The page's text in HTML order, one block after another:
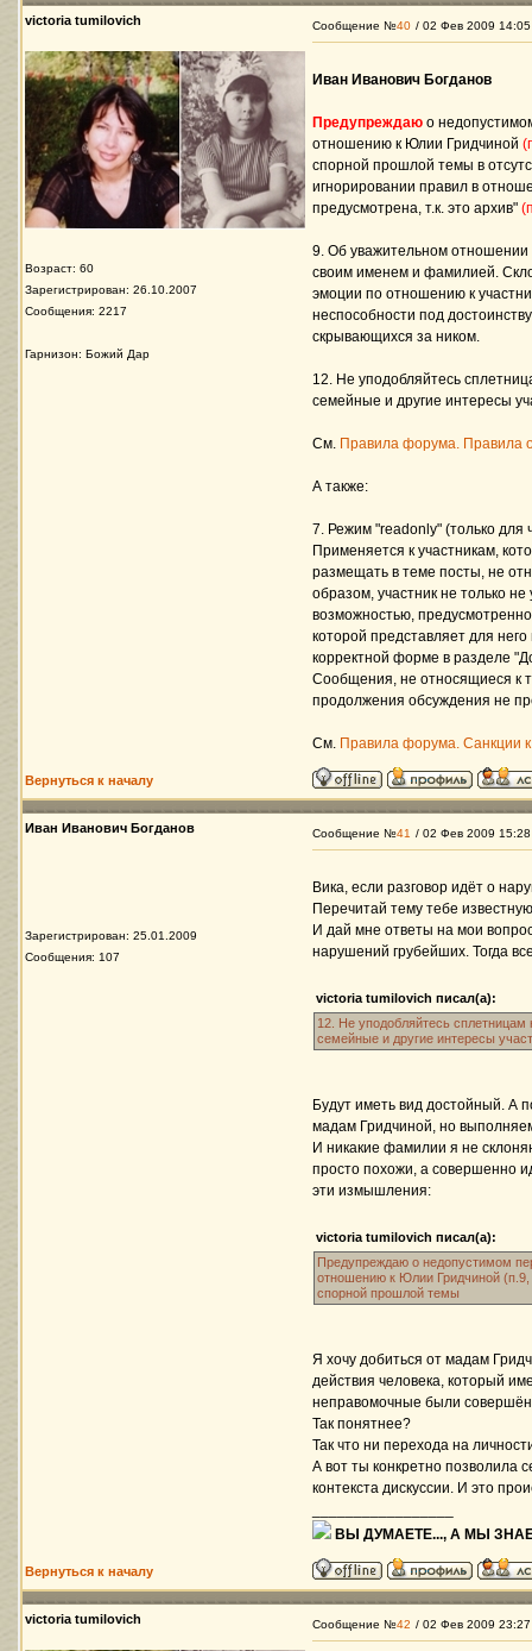
victoria tumilovich
Возраст: 60
Зарегистрирован: 26.10.2007
Сообщения: 2217
Гарнизон: Божий Дар
Сообщение №40 / 02 Фев 2009 14:05
Иван Иванович Богданов
Предупреждаю о
отношению к Юлии Гридчиной
спорной прошлой темы в
игнорировании правил в
предусмотрена, т.к. это архив"
9. Об уважительном
своим именем и фамилией.
эмоции по отношению к
неспособности под
скрывающихся за ником.
12. Не уподобляйтесь
семейные и другие интересы
См. Правила форума. Правила
А также:
7. Режим "readonly" (только
Применяется к участникам,
размещать в теме посты, не
образом, участник не только
возможностью,
которой представляет для
корректной форме в разделе
Сообщения, не относящиеся к
продолжения обсуждения не
См. Правила форума. Санкции
Вернуться к началу
Иван Иванович Богданов
Зарегистрирован: 25.01.2009
Сообщения: 107
Сообщение №41 / 02 Фев 2009 15:28
Вика, если разговор идёт о
Перечитай тему тебе
И дай мне ответы на мои
нарушений грубейших. Тогда
victoria tumilovich писал(а):
12. Не уподобляйтесь
семейные и другие интересы
Будут иметь вид достойный. А
мадам Гридчиной, но
И никакие фамилии я не
просто похожи, а совершенно
эти измышления:
victoria tumilovich писал(а):
Предупреждаю о недопустимом
отношению к Юлии Гридчиной (п.9,
спорной прошлой темы
Я хочу добиться от мадам
действия человека, который
неправомочные были
Так понятнее?
Так что ни перехода на
А вот ты конкретно позволила
контекста дискуссии. И это
ВЫ ДУМАЕТЕ..., А МЫ
Вернуться к началу
victoria tumilovich Сообщение №42 / 02 Фев 2009 23:27